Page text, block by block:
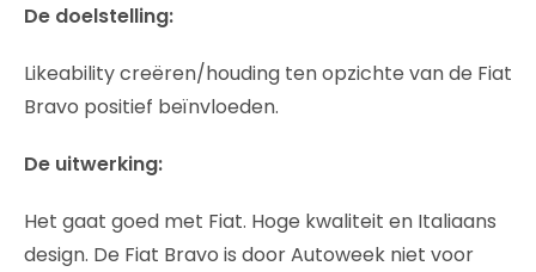
De doelstelling:
Likeability creëren/houding ten opzichte van de Fiat
Bravo positief beïnvloeden.
De uitwerking:
Het gaat goed met Fiat. Hoge kwaliteit en Italiaans
design. De Fiat Bravo is door Autoweek niet voor